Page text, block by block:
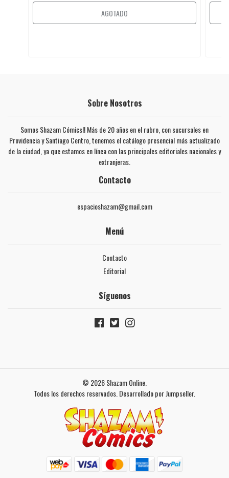
AGOTADO
Sobre Nosotros
Somos Shazam Cómics!! Más de 20 años en el rubro, con sucursales en
Providencia y Santiago Centro, tenemos el catálogo presencial más actualizado
de la ciudad, ya que estamos en línea con las principales editoriales nacionales y
extranjeras.
Contacto
espacioshazam@gmail.com
Menú
Contacto
Editorial
Síguenos
© 2026 Shazam Online.
Todos los derechos reservados.Desarrollado por Jumpseller.